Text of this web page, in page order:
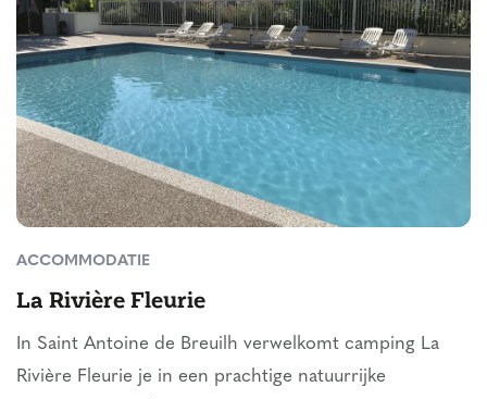
ACCOMMODATIE
La Rivière Fleurie
In Saint Antoine de Breuilh verwelkomt camping La
Rivière Fleurie je in een prachtige natuurrijke